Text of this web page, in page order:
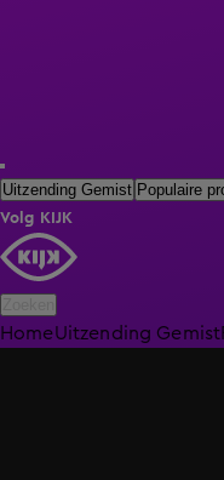
Uitzending Gemist Populaire
Volg KIJK
HomeUitzending Gemist